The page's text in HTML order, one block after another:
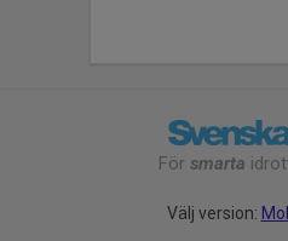
För smarta
Välj version: